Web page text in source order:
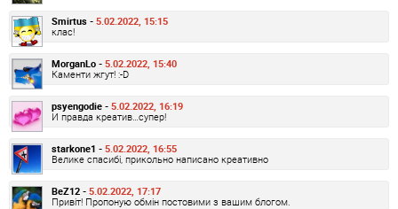
Smirtus - 5.02.2022, 15:15
клас!
MorganLo - 5.02.2022, 15:40
Каменти жгут! :-D
psyengodie - 5.02.2022, 16:19
И правда креатив…супер!
starkone1 - 5.02.2022, 16:55
Велике спасибі, прикольно написано креативно
BeZ12 - 5.02.2022, 17:17
Привіт! Пропоную обмін постовими з вашим блогом.